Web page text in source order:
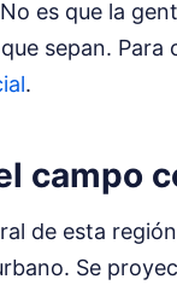
es que la
sepan. Para
.
campo
de esta
Se